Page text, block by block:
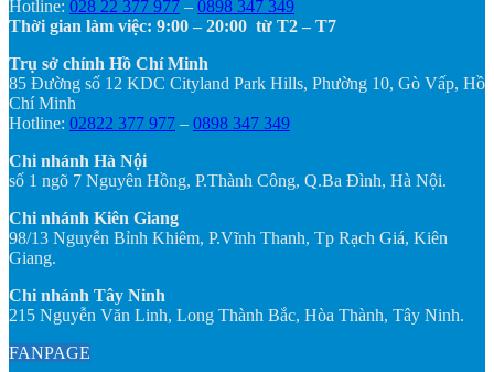
Hotline: 028 22 377 977 – 0898 347 349
Thời gian làm việc: 9:00 – 20:00 từ T2 – T7
Trụ sở chính Hồ Chí Minh
85 Đường số 12 KDC Cityland Park Hills, Phường 10, Gò Vấp, Hồ
Chí Minh
Hotline: 02822 377 977 – 0898 347 349
Chi nhánh Hà Nội
số 1 ngõ 7 Nguyên Hồng, P.Thành Công, Q.Ba Đình, Hà Nội.
Chi nhánh Kiên Giang
98/13 Nguyễn Bỉnh Khiêm, P.Vĩnh Thanh, Tp Rạch Giá, Kiên
Giang.
Chi nhánh Tây Ninh
215 Nguyễn Văn Linh, Long Thành Bắc, Hòa Thành, Tây Ninh.
FANPAGE